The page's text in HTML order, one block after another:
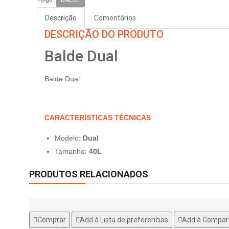
Descrição Comentários
DESCRIÇÃO DO PRODUTO
Balde Dual
Balde Dual
CARACTERÍSTICAS TÉCNICAS
Modelo: Dual
Tamanho: 40L
PRODUTOS RELACIONADOS
Comprar Add à Lista de preferencias Add à